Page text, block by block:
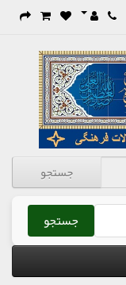
جستجو
جستجو